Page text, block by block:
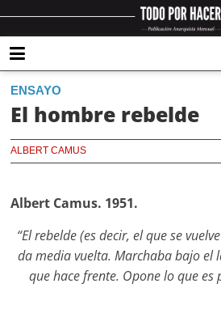
ENSAYO
El hombre rebelde
ALBERT CAMUS
Albert Camus. 1951.
“El rebelde (es decir, el que se
da media vuelta. Marchaba bajo el
que hace frente. Opone lo que